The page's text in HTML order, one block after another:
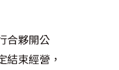
合夥開公
束經營，